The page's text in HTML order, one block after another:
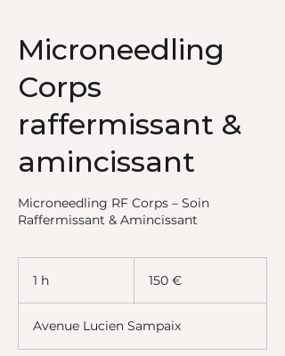
Microneedling
Corps
raffermissant &
amincissant
Microneedling RF Corps – Soin
Raffermissant & Amincissant
1 h 150 €
Avenue Lucien Sampaix